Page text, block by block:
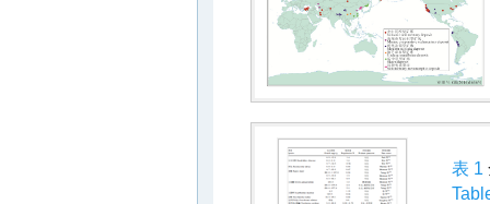
表 1